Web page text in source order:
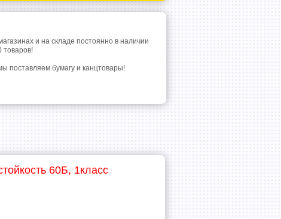
и на складе постоянно в наличии
товаров!
поставляем бумагу и канцтовары!
60Б, 1класс